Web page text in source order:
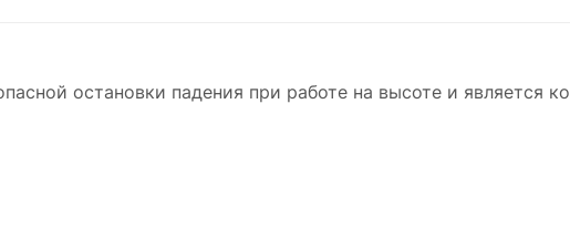
остановки падения при работе на высоте и является